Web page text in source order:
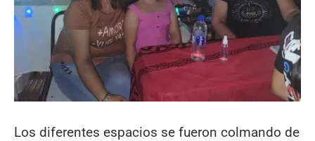
Los diferentes espacios se fueron colmando de